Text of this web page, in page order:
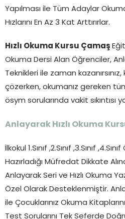
Yapılması ile Tüm Adaylar
Hızlarını En Az 3 Kat Arttırırlar.
Hızlı Okuma Kursu Çamaş
Okuma Dersi Alan Öğrenciler,
Teknikleri ile zaman
çözerken, okumanız gereken
ösym sorularında vakit sıkıntısı
Anlayarak Hızlı Okuma
İlkokul 1.Sınıf ,2.Sınıf ,3.Sınıf
Hazırladığı Müfredat Dikkate
Anlayarak Seri ve Hızlı Okuma
Özel Olarak Desteklenmiştir.
ile Çocuklarınız Okuma
Test Sorularını Tek Seferde